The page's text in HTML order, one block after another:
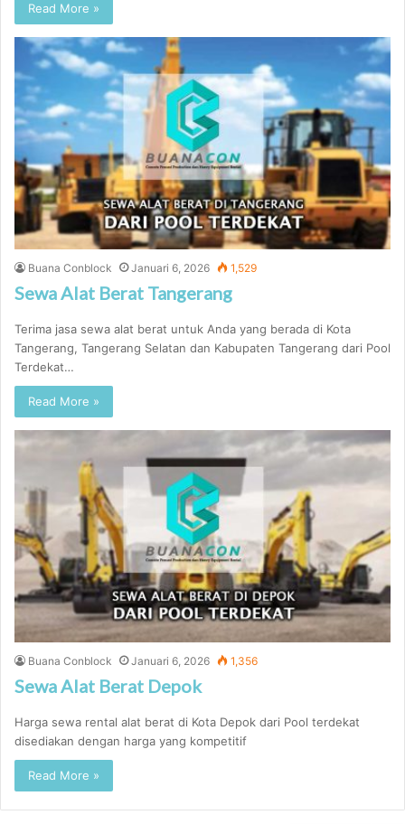
Read More »
Buana Conblock Januari 6, 2026 1,529
Sewa Alat Berat Tangerang
Terima jasa sewa alat berat untuk Anda yang berada di Kota
Tangerang, Tangerang Selatan dan Kabupaten Tangerang dari Pool
Terdekat…
Read More »
Buana Conblock Januari 6, 2026 1,356
Sewa Alat Berat Depok
Harga sewa rental alat berat di Kota Depok dari Pool terdekat
disediakan dengan harga yang kompetitif
Read More »